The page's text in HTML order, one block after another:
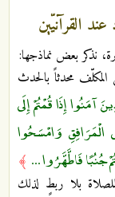
القرآنيّين
نذكر بعض نماذجها:
محدثاً بالحدث
آمَنُوا إِذَا قُمْتُمْ إِلَى
وَامْسَحُوا
فَاطَّهَّرُوا ... ﴾
بلا ربطٍ لذلك